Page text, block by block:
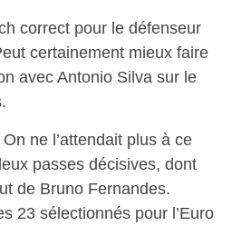
correct pour le défenseur
certainement mieux faire
avec Antonio Silva sur le
On ne l’attendait plus à ce
passes décisives, dont
de Bruno Fernandes.
23 sélectionnés pour l’Euro